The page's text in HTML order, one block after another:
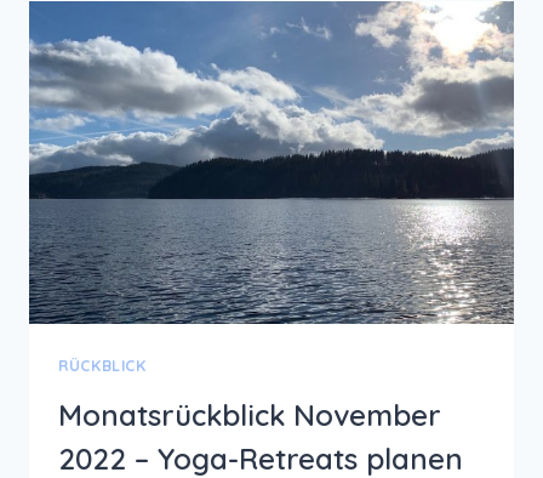
ADVENTSCHALLENGE,
RAUHNÄCHTE,
JAHRESRÜCKBLICK
RÜCKBLICK
Monatsrückblick November
2022 – Yoga-Retreats planen